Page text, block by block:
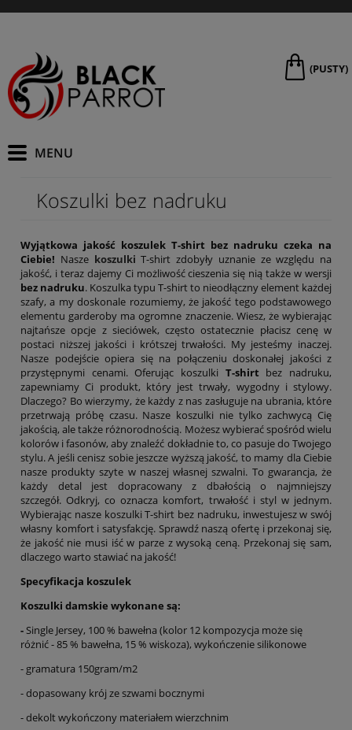
(PUSTY)
Koszulki bez nadruku
Wyjątkowa jakość koszulek T-shirt bez nadruku czeka na
Ciebie! Nasze koszulki T-shirt zdobyły uznanie ze względu na
jakość, i teraz dajemy Ci możliwość cieszenia się nią także w wersji
bez nadruku. Koszulka typu T-shirt to nieodłączny element każdej
szafy, a my doskonale rozumiemy, że jakość tego podstawowego
elementu garderoby ma ogromne znaczenie. Wiesz, że wybierając
najtańsze opcje z sieciówek, często ostatecznie płacisz cenę w
postaci niższej jakości i krótszej trwałości. My jesteśmy inaczej.
Nasze podejście opiera się na połączeniu doskonałej jakości z
przystępnymi cenami. Oferując koszulki T-shirt bez nadruku,
zapewniamy Ci produkt, który jest trwały, wygodny i stylowy.
Dlaczego? Bo wierzymy, że każdy z nas zasługuje na ubrania, które
przetrwają próbę czasu. Nasze koszulki nie tylko zachwycą Cię
jakością, ale także różnorodnością. Możesz wybierać spośród wielu
kolorów i fasonów, aby znaleźć dokładnie to, co pasuje do Twojego
stylu. A jeśli cenisz sobie jeszcze wyższą jakość, to mamy dla Ciebie
nasze produkty szyte w naszej własnej szwalni. To gwarancja, że
każdy detal jest dopracowany z dbałością o najmniejszy
szczegół. Odkryj, co oznacza komfort, trwałość i styl w jednym.
Wybierając nasze koszulki T-shirt bez nadruku, inwestujesz w swój
własny komfort i satysfakcję. Sprawdź naszą ofertę i przekonaj się,
że jakość nie musi iść w parze z wysoką ceną. Przekonaj się sam,
dlaczego warto stawiać na jakość!
Specyfikacja koszulek
Koszulki damskie wykonane są:
-Single Jersey, 100 % bawełna (kolor 12 kompozycja może się
różnić - 85 % bawełna, 15 % wiskoza), wykończenie silikonowe
- gramatura 150gram/m2
- dopasowany krój ze szwami bocznymi
- dekolt wykończony materiałem wierzchnim